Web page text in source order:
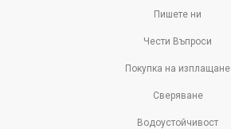
Пишете ни
Чести Въпроси
Покупка на изплащане
Сверяване
Водоустойчивост